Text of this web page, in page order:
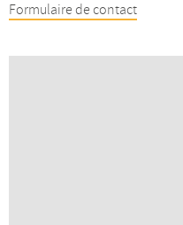
Formulaire de contact